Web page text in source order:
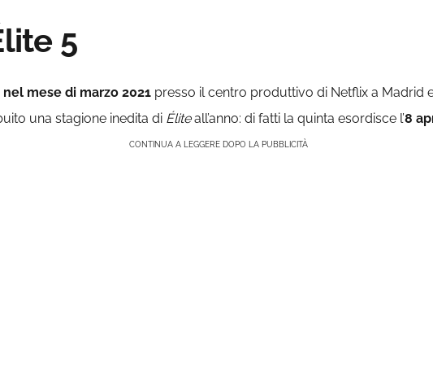
5
nel mese di marzo 2021 presso il centro produttivo di Netflix a Madrid
una stagione inedita di Éliteall’anno: di fatti la quinta esordisce l’8
CONTINUA A LEGGERE DOPO LA PUBBLICITÀ